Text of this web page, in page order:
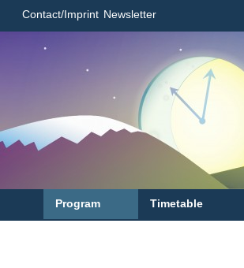
Contact/Imprint Newsletter
Program Timetable